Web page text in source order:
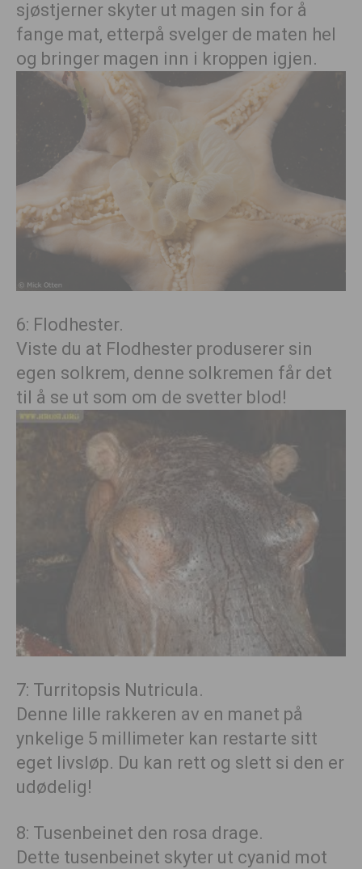
sjøstjerner skyter ut magen sin for å
fange mat, etterpå svelger de maten hel
og bringer magen inn i kroppen igjen.
6: Flodhester.
Viste du at Flodhester produserer sin
egen solkrem, denne solkremen får det
til å se ut som om de svetter blod!
7: Turritopsis Nutricula.
Denne lille rakkeren av en manet på
ynkelige 5 millimeter kan restarte sitt
eget livsløp. Du kan rett og slett si den er
udødelig!
8: Tusenbeinet den rosa drage.
Dette tusenbeinet skyter ut cyanid mot